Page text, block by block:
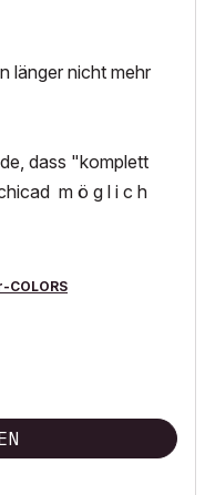
länger nicht mehr
dass "komplett
m ö g l i c h
COLORS